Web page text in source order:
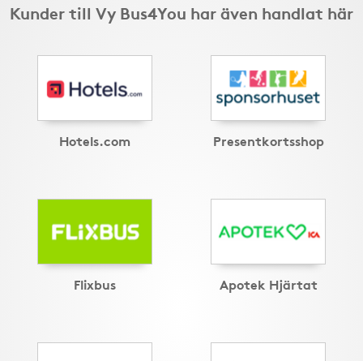
Kunder till Vy Bus4You har även handlat här
Hotels.com Presentkortsshop
Flixbus Apotek Hjärtat